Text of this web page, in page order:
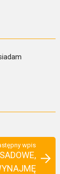
wpis